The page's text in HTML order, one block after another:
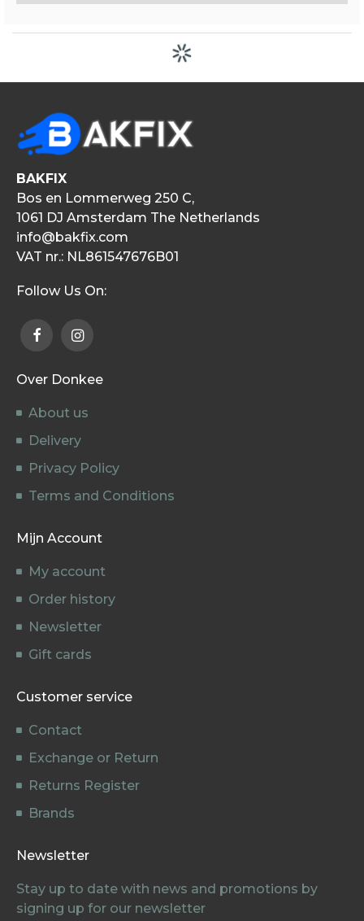
BAKFIX
Bos en Lommerweg 250 C,
1061 DJ Amsterdam The Netherlands
info@bakfix.com
VAT nr.: NL861547676B01
Follow Us On:
Over Donkee
About us
Delivery
Privacy Policy
Terms and Conditions
Mijn Account
My account
Order history
Newsletter
Gift cards
Customer service
Contact
Exchange or Return
Returns Register
Brands
Newsletter
Stay up to date with news and promotions by
signing up for our newsletter